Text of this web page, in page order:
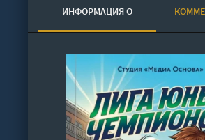
ИНФОРМАЦИЯ О
АУДИОКНИГЕ